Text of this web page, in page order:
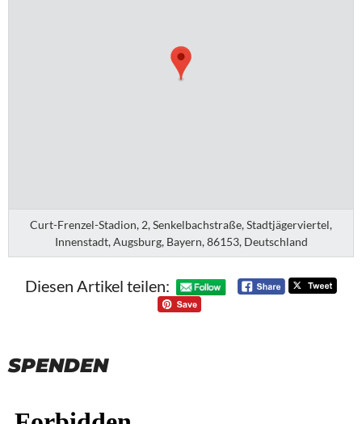
Curt-Frenzel-Stadion, 2, Senkelbachstraße, Stadtjägerviertel,
Innenstadt, Augsburg, Bayern, 86153, Deutschland
Diesen Artikel teilen:
SPENDEN